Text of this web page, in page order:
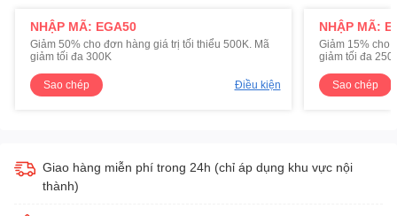
NHẬP MÃ: EGA50
Giảm 50% cho đơn hàng giá trị tối thiểu 500K. Mã
giảm tối đa 300K
Sao chép Điều kiện
NHẬP MÃ:
Giảm 15% cho
giảm tối đa
Sao chép
Giao hàng miễn phí trong 24h (chỉ áp dụng khu vực nội
thành)